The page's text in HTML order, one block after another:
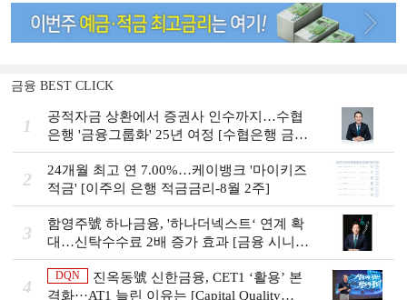
금융 BEST CLICK
1
공적자금 상환에서 증권사 인수까지…수협
은행 '금융그룹화' 25년 여정 [수협은행 금융
그룹의 꿈①]
2
24개월 최고 연 7.00%…케이뱅크 '마이키즈
적금' [이주의 은행 적금금리-8월 2주]
3
함영주號 하나금융, '하나더넥스트‘ 연계 확
대…신탁수수료 2배 증가 효과 [금융 시니어
비즈니스 돋보기]
4
DQN
진옥동號 신한금융, CET1 ‘활용’ 본
격화···AT1 늘린 이유는 [Capital Quality